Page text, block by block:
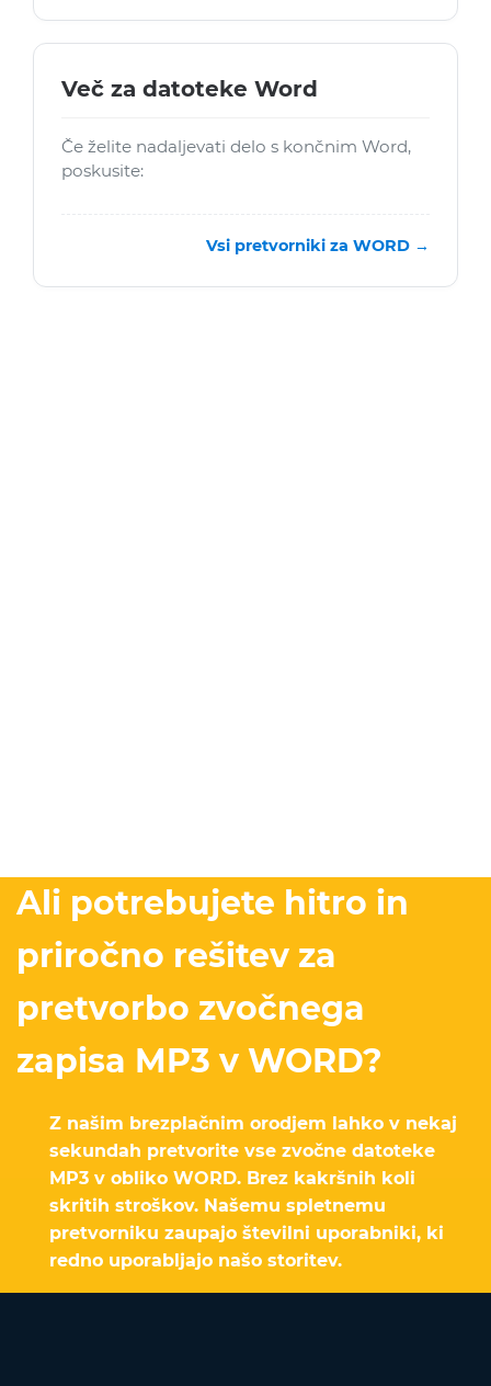
Več za datoteke Word
Če želite nadaljevati delo s končnim Word,
poskusite:
Vsi pretvorniki za WORD →
Ali potrebujete hitro in
priročno rešitev za
pretvorbo zvočnega
zapisa MP3 v WORD?
Z našim brezplačnim orodjem lahko v nekaj
sekundah pretvorite vse zvočne datoteke
MP3 v obliko WORD. Brez kakršnih koli
skritih stroškov. Našemu spletnemu
pretvorniku zaupajo številni uporabniki, ki
redno uporabljajo našo storitev.